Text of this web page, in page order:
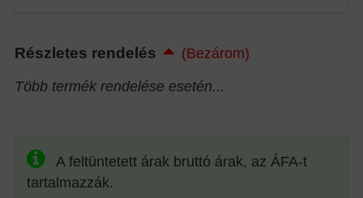
Részletes rendelés
(Bezárom)
Több termék rendelése esetén...
A feltüntetett árak bruttó árak, az ÁFA-t
tartalmazzák.